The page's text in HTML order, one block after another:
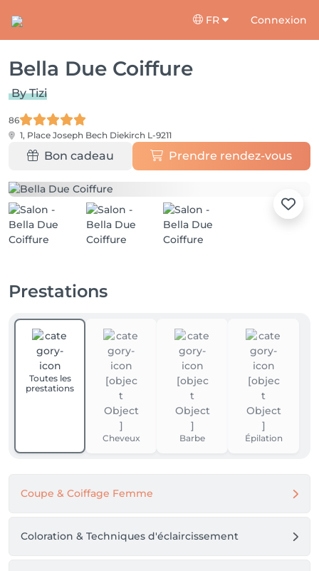
FR Connexion
Bella Due Coiffure
By Tizi
86
1, Place Joseph Bech Diekirch L-9211
Bon cadeau Prendre rendez-vous
Prestations
Toutes les
prestations
Cheveux Barbe Épilation
Coupe & Coiffage Femme
Coloration & Techniques d'éclaircissement